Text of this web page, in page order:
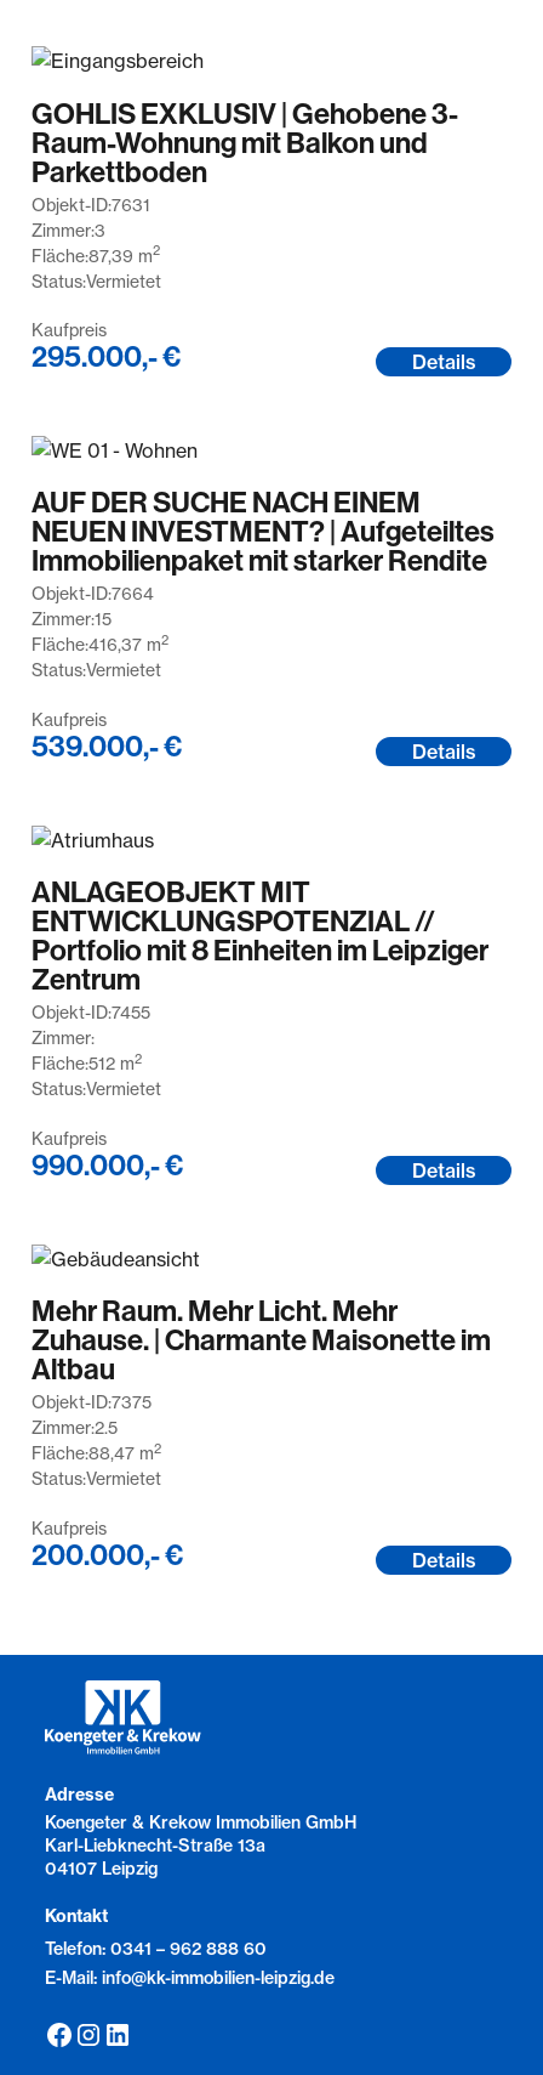
GOHLIS EXKLUSIV | Gehobene 3-
Raum-Wohnung mit Balkon und
Parkettboden
Objekt-ID:7631
Zimmer:3
Fläche:87,39 m2
Status:Vermietet
Kaufpreis
295.000,- € Details
AUF DER SUCHE NACH EINEM
NEUEN INVESTMENT? | Aufgeteiltes
Immobilienpaket mit starker Rendite
Objekt-ID:7664
Zimmer:15
Fläche:416,37 m2
Status:Vermietet
Kaufpreis
539.000,- € Details
ANLAGEOBJEKT MIT
ENTWICKLUNGSPOTENZIAL //
Portfolio mit 8 Einheiten im Leipziger
Zentrum
Objekt-ID:7455
Zimmer:
Fläche:512 m2
Status:Vermietet
Kaufpreis
990.000,- € Details
Mehr Raum. Mehr Licht. Mehr
Zuhause. | Charmante Maisonette im
Altbau
Objekt-ID:7375
Zimmer:2.5
Fläche:88,47 m2
Status:Vermietet
Kaufpreis
200.000,- € Details
Adresse
Koengeter & Krekow Immobilien GmbH
Karl-Liebknecht-Straße 13a
04107 Leipzig
Kontakt
Telefon: 0341 – 962 888 60
E-Mail: info@kk-immobilien-leipzig.de